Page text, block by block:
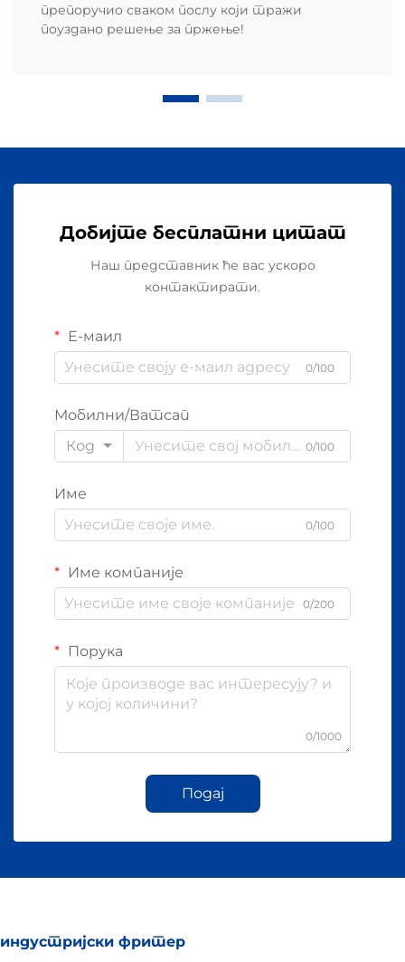
препоручио сваком послу који тражи
поуздано решење за пржење!
Добијте бесплатни цитат
Наш представник ће вас ускоро
контактирати.
Е-маил
0/100
Мобилни/Ватсап
Код
0/100
Име
0/100
Име компаније
0/200
Порука
0/1000
Подај
индустријски фритер